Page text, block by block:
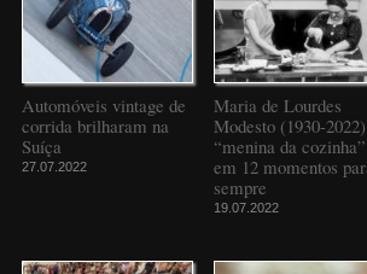
Automóveis vintage de
corrida brilharam na
Suíça
27.07.2022
Maria de Lourdes
Modesto (1930-
“menina da cozinha”
em 12 momentos
sempre
19.07.2022